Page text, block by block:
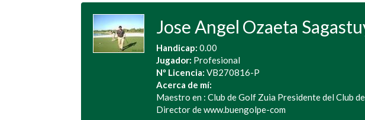
Jose Angel Ozaeta
Handicap: 0.00
Jugador: Profesional
Nº Licencia: VB270816-P
Acerca de mí:
Maestro en : Club de Golf Zuia Presidente del Club
Director de www.buengolpe-com